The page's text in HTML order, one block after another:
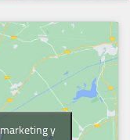
marketing y